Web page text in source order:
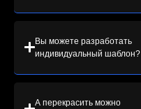
Вы можете разработать
индивидуальный шаблон?
А перекрасить можно